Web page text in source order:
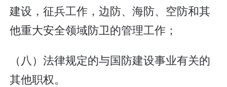
建设，征兵工作，边防、海防、空防和其
他重大安全领域防卫的管理工作；
（八）法律规定的与国防建设事业有关的
其他职权。